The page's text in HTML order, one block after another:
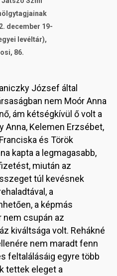
december 19-
levéltár),
86.
József által
nem Moór Anna
ám kétségkívül ő volt a
Anna, Kelemen Erzsébet,
és Török
kapta a legmagasabb,
miután az
túl kevésnek
a
a képmás
nem csupán az
kiváltsága volt. Rehákné
nem maradt fenn
feltalálásáig egyre több
tettek eleget a